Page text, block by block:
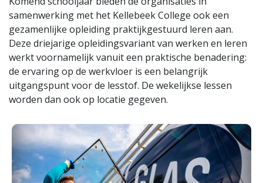
samenwerking met het Kellebeek College ook een
gezamenlijke opleiding praktijkgestuurd leren aan.
Deze driejarige opleidingsvariant van werken en leren
werkt voornamelijk vanuit een praktische benadering:
de ervaring op de werkvloer is een belangrijk
uitgangspunt voor de lesstof. De wekelijkse lessen
worden dan ook op locatie gegeven.